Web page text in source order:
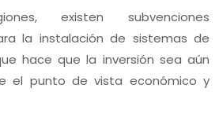
existen subvenciones
la instalación de sistemas de
hace que la inversión sea aún
el punto de vista económico y